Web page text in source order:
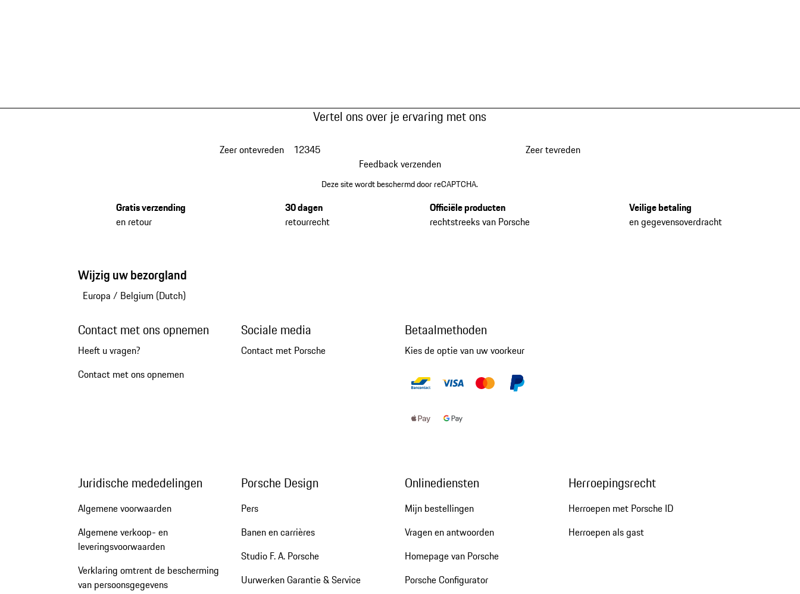
Vertel ons over je ervaring met ons
Zeer ontevreden 12345
Zeer tevreden
Feedback verzenden
Deze site wordt beschermd door reCAPTCHA.
Gratis verzending
en retour
30 dagen
retourrecht
Officiële producten
rechtstreeks van Porsche
Veilige betaling
en gegevensoverdracht
Wijzig uw bezorgland
Europa / Belgium (Dutch)
Contact met ons opnemen
Heeft u vragen?
Contact met ons opnemen
Sociale media
Contact met Porsche
Betaalmethoden
Kies de optie van uw voorkeur
Juridische mededelingen
Algemene voorwaarden
Algemene verkoop- en
leveringsvoorwaarden
Verklaring omtrent de bescherming
van persoonsgegevens
Porsche Design
Pers
Banen en carrières
Studio F. A. Porsche
Uurwerken Garantie & Service
Onlinediensten
Mijn bestellingen
Vragen en antwoorden
Homepage van Porsche
Porsche Configurator
Herroepingsrecht
Herroepen met Porsche ID
Herroepen als gast